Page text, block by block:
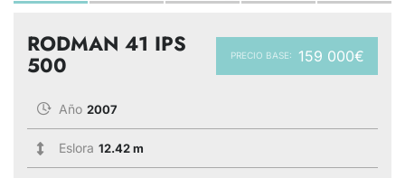
PRECIO BASE: 159 000€
RODMAN 41 IPS
500
Año 2007
Eslora 12.42 m